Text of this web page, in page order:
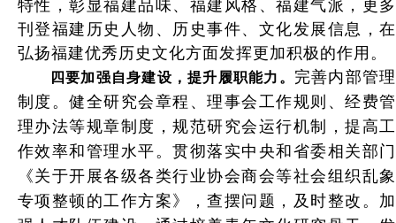
特性，彰显福建品味、福建风格、福建气派，更多
刊登福建历史人物、历史事件、文化发展信息，在
弘扬福建优秀历史文化方面发挥更加积极的作用。
四要加强自身建设，提升履职能力。 完善内部管理
制度。健全研究会章程、理事会工作规则、经费管
理办法等规章制度，规范研究会运行机制，提高工
作效率和管理水平。贯彻落实中央和省委相关部门
《关于开展各级各类行业协会商会等社会组织乱象
专项整顿的工作方案》，查摆问题，及时整改。加